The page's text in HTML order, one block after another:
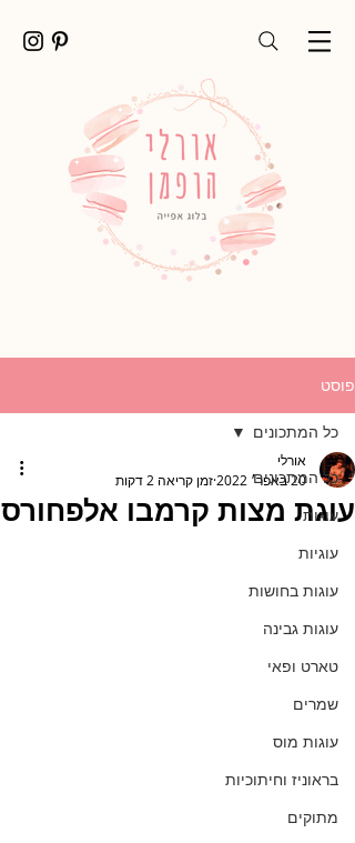
פוסט
כל המתכונים
עוגות
עוגיות
עוגות בחושות
עוגות גבינה
טארט ופאי
שמרים
עוגות מוס
בראוניז וחיתוכיות
מתוקים
כל המתכונים
עוגת מצות קרמבו אלפחורס
אורלי
20 באפר׳ 2022
זמן קריאה 2 דקות